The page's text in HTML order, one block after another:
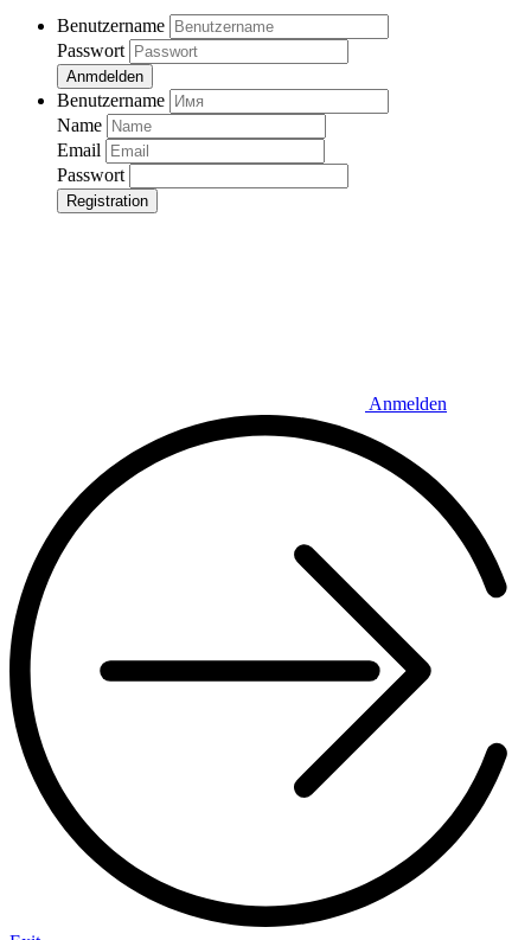
Benutzername
Passwort
Anmdelden
Benutzername
Name
Email
Passwort
Registration
Anmelden